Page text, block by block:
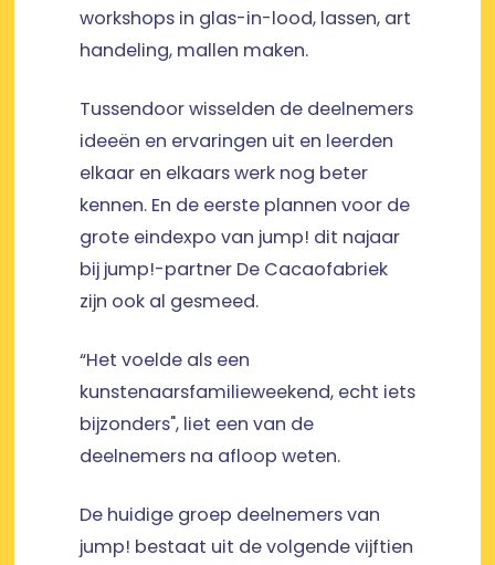
workshops in glas-in-lood, lassen, art
handeling, mallen maken.
Tussendoor wisselden de deelnemers
ideeën en ervaringen uit en leerden
elkaar en elkaars werk nog beter
kennen. En de eerste plannen voor de
grote eindexpo van jump! dit najaar
bij jump!-partner De Cacaofabriek
zijn ook al gesmeed.
“Het voelde als een
kunstenaarsfamilieweekend, echt iets
bijzonders", liet een van de
deelnemers na afloop weten.
De huidige groep deelnemers van
jump! bestaat uit de volgende vijftien